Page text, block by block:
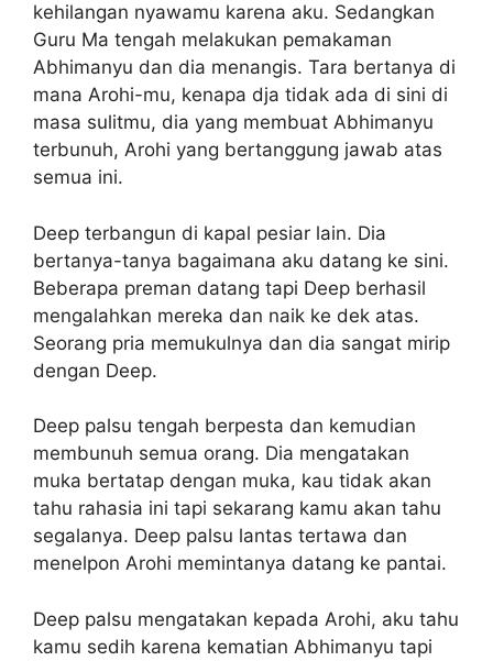
kehilangan nyawamu karena aku. Sedangkan
Guru Ma tengah melakukan pemakaman
Abhimanyu dan dia menangis. Tara bertanya di
mana Arohi-mu, kenapa dja tidak ada di sini di
masa sulitmu, dia yang membuat Abhimanyu
terbunuh, Arohi yang bertanggung jawab atas
semua ini.
Deep terbangun di kapal pesiar lain. Dia
bertanya-tanya bagaimana aku datang ke sini.
Beberapa preman datang tapi Deep berhasil
mengalahkan mereka dan naik ke dek atas.
Seorang pria memukulnya dan dia sangat mirip
dengan Deep.
Deep palsu tengah berpesta dan kemudian
membunuh semua orang. Dia mengatakan
muka bertatap dengan muka, kau tidak akan
tahu rahasia ini tapi sekarang kamu akan tahu
segalanya. Deep palsu lantas tertawa dan
menelpon Arohi memintanya datang ke pantai.
Deep palsu mengatakan kepada Arohi, aku tahu
kamu sedih karena kematian Abhimanyu tapi